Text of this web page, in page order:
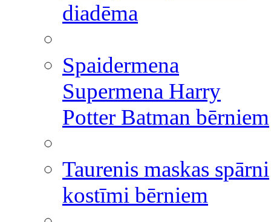
diadēma
Spaidermena
Supermena Harry
Potter Batman bērniem
Taurenis maskas spārni
kostīmi bērniem